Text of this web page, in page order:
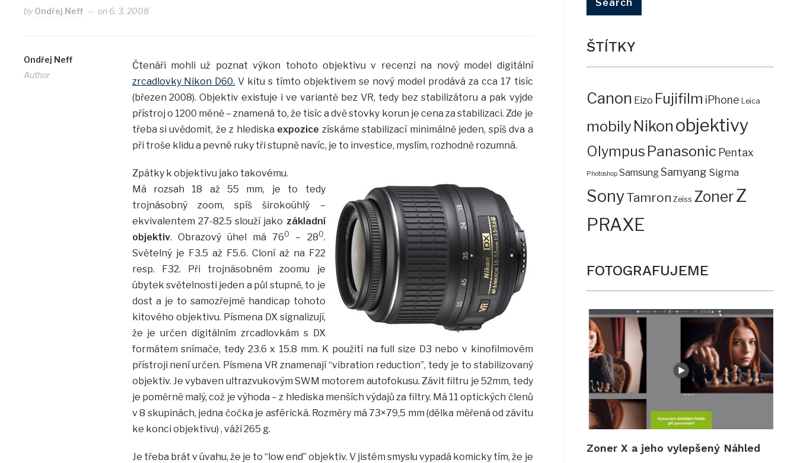
byOndřej Neff on 6. 3. 2008
Ondřej Neff
Author
Čtenáři mohli už poznat výkon tohoto objektivu v recenzi na nový model digitální
zrcadlovky Nikon D60. V kitu s tímto objektivem se nový model prodává za cca 17 tisíc
(březen 2008). Objektiv existuje i ve variantě bez VR, tedy bez stabilizátoru a pak vyjde
přístroj o 1200 méně – znamená to, že tisíc a dvě stovky korun je cena za stabilizaci. Zde je
třeba si uvědomit, že z hlediska expozice získáme stabilizací minimálně jeden, spíš dva a
při troše klidu a pevné ruky tři stupně navíc, je to investice, myslím, rozhodně rozumná.
Zpátky k objektivu jako takovému.
Má rozsah 18 až 55 mm, je to tedy
trojnásobný zoom, spíš širokoúhlý –
ekvivalentem 27-82.5 slouží jako základní
objektiv. Obrazový úhel má 760 – 280.
Světelný je F3.5 až F5.6. Cloní až na F22
resp. F32. Při trojnásobném zoomu je
úbytek světelnosti jeden a půl stupně, to je
dost a je to samozřejmě handicap tohoto
kitového objektivu. Písmena DX signalizují,
že je určen digitálním zrcadlovkám s DX
formátem snímače, tedy 23.6 x 15.8 mm. K použití na full size D3 nebo v kinofilmovém
přístroji není určen. Písmena VR znamenají “vibration reduction”, tedy je to stabilizovaný
objektiv. Je vybaven ultrazvukovým SWM motorem autofokusu. Závit filtru je 52mm, tedy
je poměrně malý, což je výhoda – z hlediska menších výdajů za filtry. Má 11 optických členů
v 8 skupinách, jedna čočka je asférická. Rozměry má 73×79,5 mm (délka měřená od závitu
ke konci objektivu) , váží 265 g.
Je třeba brát v úvahu, že je to “low end” objektiv. V jistém smyslu vypadá komicky tím, že je
ŠTÍTKY
Canon Eizo Fujifilm iPhone Leica
mobilyNikon objektivy
Olympus Panasonic Pentax
Photoshop SamsungSamyang Sigma
SonyTamron Zeiss ZonerZ
PRAXE
FOTOGRAFUJEME
Zoner X a jeho vylepšený Náhled